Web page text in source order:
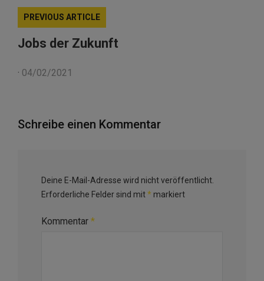
PREVIOUS ARTICLE
Jobs der Zukunft
· 04/02/2021
Schreibe einen Kommentar
Deine E-Mail-Adresse wird nicht veröffentlicht.
Erforderliche Felder sind mit* markiert
Kommentar *